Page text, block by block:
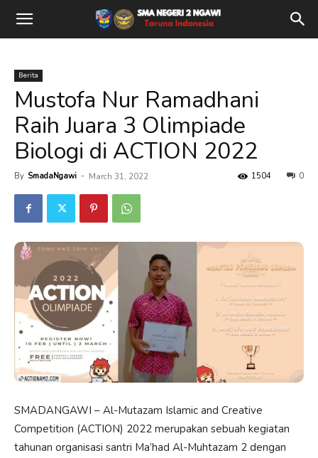
Berita
Mustofa Nur Ramadhani
Raih Juara 3 Olimpiade
Biologi di ACTION 2022
By SmadaNgawi - March 31, 2022 0
1504
SMADANGAWI – Al-Mutazam Islamic and Creative
Competition (ACTION) 2022 merupakan sebuah kegiatan
tahunan organisasi santri Ma’had Al-Muhtazam 2 dengan